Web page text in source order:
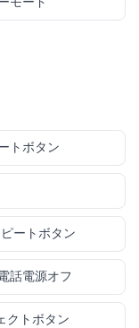
トボタン
ピートボタン
話電源オフ
クトボタン